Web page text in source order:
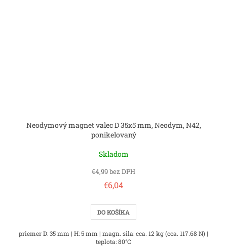
Neodymový magnet valec D 35x5 mm, Neodym, N42,
ponikelovaný
Skladom
€4,99 bez DPH
€6,04
DO KOŠÍKA
priemer D: 35 mm | H: 5 mm | magn. sila: cca. 12 kg (cca. 117.68 N) |
teplota: 80°C